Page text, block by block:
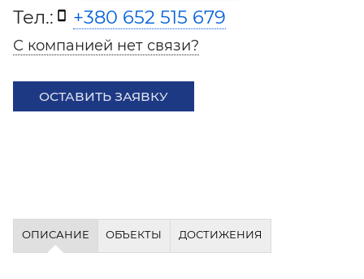
Тел.:
+380 652 515 679
С компанией нет связи?
ОСТАВИТЬ ЗАЯВКУ
ОПИСАНИЕ ОБЪЕКТЫ ДОСТИЖЕНИЯ